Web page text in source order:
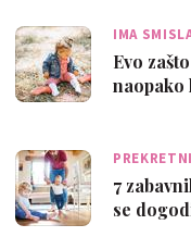
IMA
Evo
naopako
7
se